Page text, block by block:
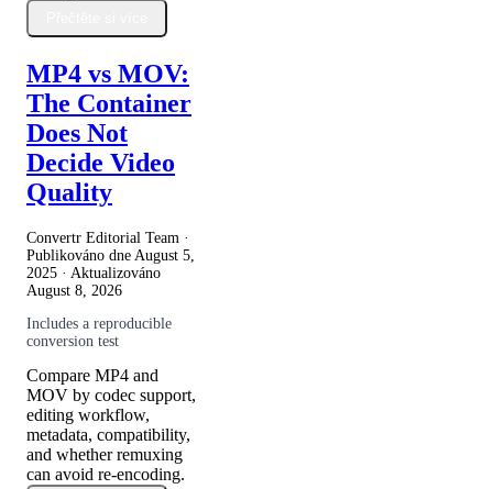
MP4 vs MOV:
The Container
Does Not
Decide Video
Quality
Convertr Editorial Team ·
Publikováno dne August 5,
2025 · Aktualizováno
August 8, 2026
Includes a reproducible
conversion test
Compare MP4 and
MOV by codec support,
editing workflow,
metadata, compatibility,
and whether remuxing
can avoid re-encoding.